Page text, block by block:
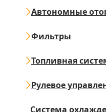
Автономные
Фильтры
Топливная
Рулевое
Система